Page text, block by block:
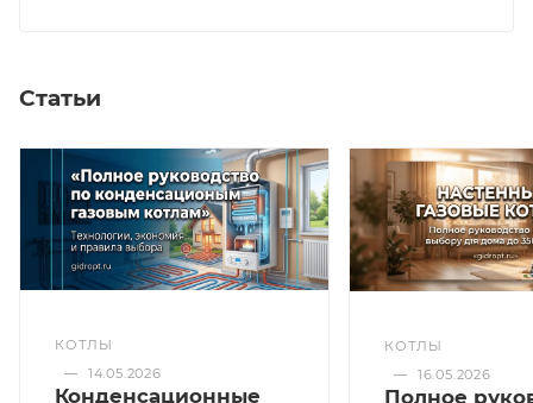
Статьи
КОТЛЫ
—
14.05.2026
Конденсационные
КОТЛЫ
—
16.05.2026
Полное